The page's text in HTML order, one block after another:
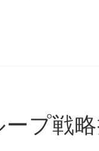
プ戦
鴻巣